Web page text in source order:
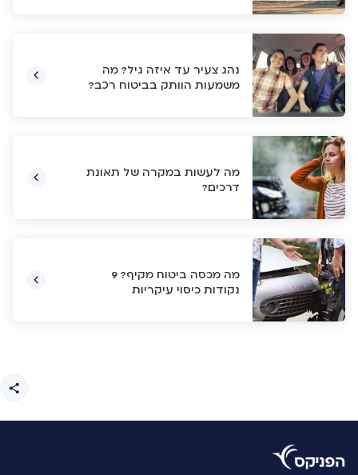
נהג צעיר עד איזה גיל? מה
משמעות הוותק בביטוח רכב?
מה לעשות במקרה של תאונת
דרכים?
מה מכסה ביטוח מקיף? 9
נקודות כיסוי עיקריות